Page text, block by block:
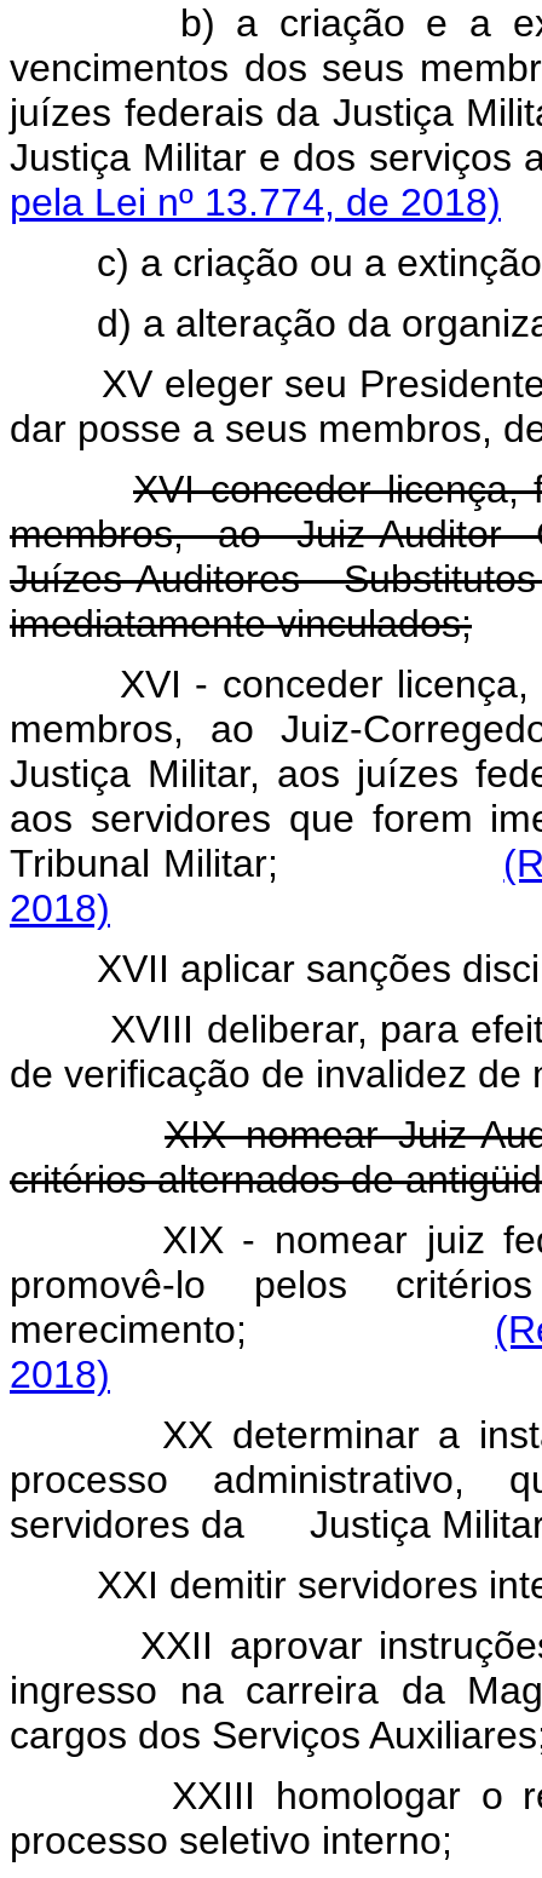
b) a criação e a
vencimentos dos seus
juízes federais da Justiça
Justiça Militar e dos
pela Lei nº 13.774, de 2018)
c) a criação ou a
d) a alteração da
XV eleger seu
dar posse a seus membros,
XVI conceder licença,
membros, ao Juiz-Auditor
Juízes-Auditores
imediatamente vinculados;
XVI - conceder
membros, ao Juiz-
Justiça Militar, aos juízes
aos servidores que forem
Tribunal Militar;
2018)
XVII aplicar sanções
XVIII deliberar, para
de verificação de invalidez de
XIX nomear Juiz-
critérios alternados de
XIX - nomear juiz
promovê-lo pelos
merecimento;
2018)
XX determinar a
processo administrativo,
servidores da Justiça
XXI demitir servidores
XXII aprovar
ingresso na carreira da
cargos dos Serviços
XXIII homologar o
processo seletivo interno;